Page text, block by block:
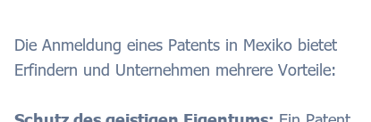
Die Anmeldung eines Patents in Mexiko bietet
Erfindern und Unternehmen mehrere Vorteile: